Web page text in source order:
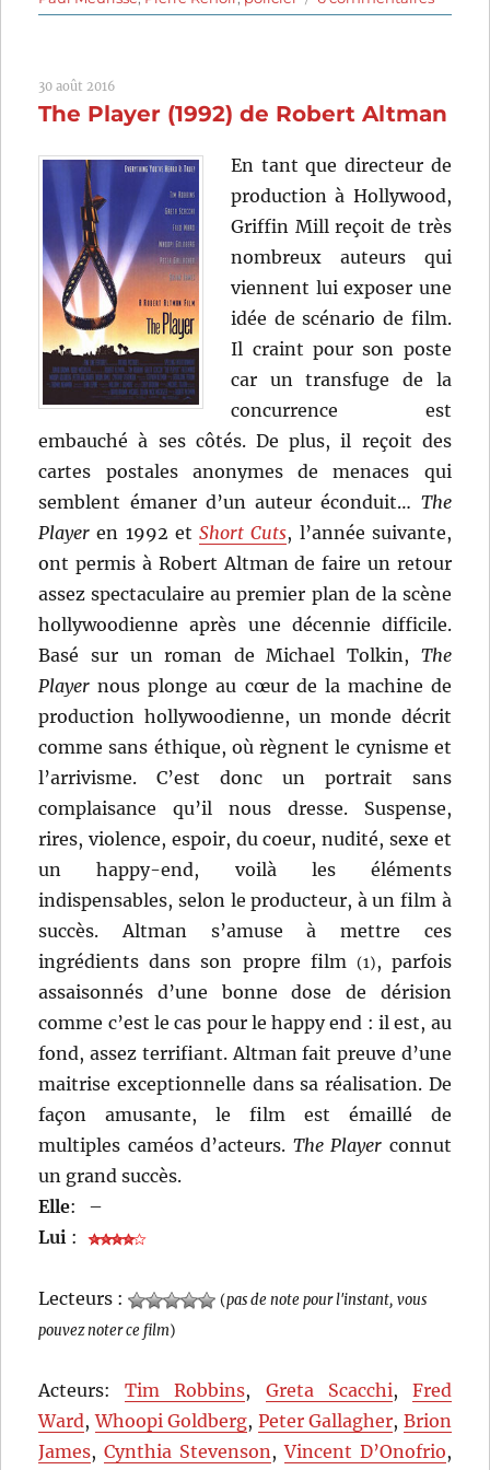
La
(1948)
Jean
30 août 2016
The Player (1992) de Robert Altman
En tant que directeur de
production à Hollywood,
Griffin Mill reçoit de très
nombreux auteurs qui
viennent lui exposer une
idée de scénario de film.
Il craint pour son poste
car un transfuge de la
concurrence est
embauché à ses côtés. De plus, il reçoit des
cartes postales anonymes de menaces qui
semblent émaner d’un auteur éconduit… The
Player en 1992 etShort Cuts, l’année suivante,
ont permis à Robert Altman de faire un retour
assez spectaculaire au premier plan de la scène
hollywoodienne après une décennie difficile.
Basé sur un roman de Michael Tolkin, The
Player nous plonge au cœur de la machine de
production hollywoodienne, un monde décrit
comme sans éthique, où règnent le cynisme et
l’arrivisme. C’est donc un portrait sans
complaisance qu’il nous dresse. Suspense,
rires, violence, espoir, du coeur, nudité, sexe et
un happy-end, voilà les éléments
indispensables, selon le producteur, à un film à
succès. Altman s’amuse à mettre ces
ingrédients dans son propre film (1), parfois
assaisonnés d’une bonne dose de dérision
comme c’est le cas pour le happy end : il est, au
fond, assez terrifiant. Altman fait preuve d’une
maitrise exceptionnelle dans sa réalisation. De
façon amusante, le film est émaillé de
multiples caméos d’acteurs. The Player connut
un grand succès.
Elle:
–
Lui :
Lecteurs : (pas de note pour l'instant, vous
pouvez noter ce film)
Acteurs:Tim Robbins, Greta Scacchi, Fred
Ward,Whoopi Goldberg, Peter Gallagher, Brion
James,Cynthia Stevenson,Vincent D’Onofrio,